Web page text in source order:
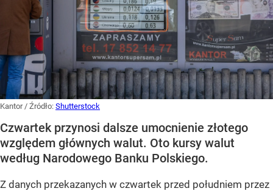
Kantor / Źródło: Shutterstock
Czwartek przynosi dalsze umocnienie złotego
względem głównych walut. Oto kursy walut
według Narodowego Banku Polskiego.
Z danych przekazanych w czwartek przed południem przez